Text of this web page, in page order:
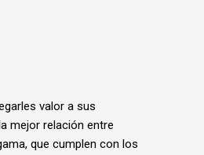
valor a sus
mejor relación entre
que cumplen con los